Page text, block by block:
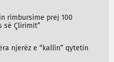
rimbursime prej 100
së Çlirimit”
njerëz e “kallin” qytetin